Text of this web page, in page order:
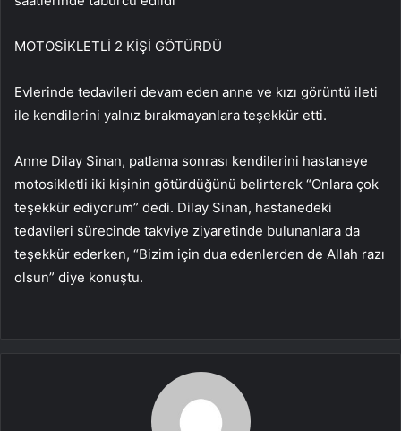
MOTOSİKLETLİ 2 KİŞİ GÖTÜRDÜ
Evlerinde tedavileri devam eden anne ve kızı görüntü ileti
ile kendilerini yalnız bırakmayanlara teşekkür etti.
Anne Dilay Sinan, patlama sonrası kendilerini hastaneye
motosikletli iki kişinin götürdüğünü belirterek “Onlara çok
teşekkür ediyorum” dedi. Dilay Sinan, hastanedeki
tedavileri sürecinde takviye ziyaretinde bulunanlara da
teşekkür ederken, “Bizim için dua edenlerden de Allah razı
olsun” diye konuştu.